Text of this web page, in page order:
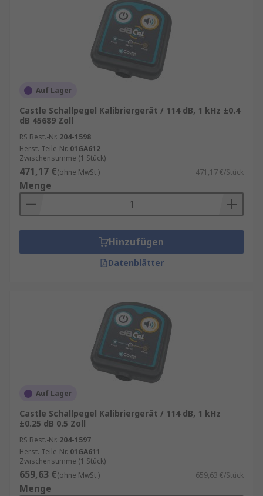
Auf Lager
Castle Schallpegel Kalibriergerät / 114 dB, 1 kHz ±0.4
dB 45689 Zoll
RS Best.-Nr. 204-1598
Herst. Teile-Nr. 01GA612
Zwischensumme (1 Stück)
471,17 €(ohne MwSt.) 471,17 €/Stück
Menge
Hinzufügen
Datenblätter
Auf Lager
Castle Schallpegel Kalibriergerät / 114 dB, 1 kHz
±0.25 dB 0.5 Zoll
RS Best.-Nr. 204-1597
Herst. Teile-Nr. 01GA611
Zwischensumme (1 Stück)
659,63 €(ohne MwSt.) 659,63 €/Stück
Menge